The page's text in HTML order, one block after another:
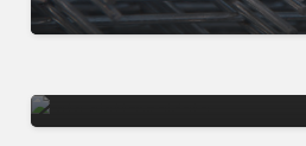
Recinzioni da cantiere